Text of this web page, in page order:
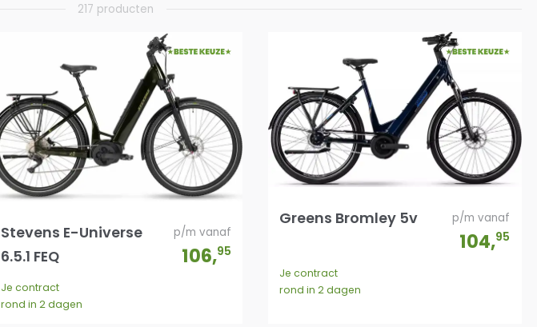
217 producten
Stevens E-Universe
6.5.1 FEQ
p/m vanaf
106,95
Je contract
rond in 2 dagen
Greens Bromley 5v p/m vanaf
104,95
Je contract
rond in 2 dagen